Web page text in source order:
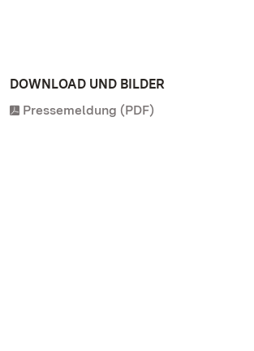
DOWNLOAD UND BILDER
Pressemeldung (PDF)